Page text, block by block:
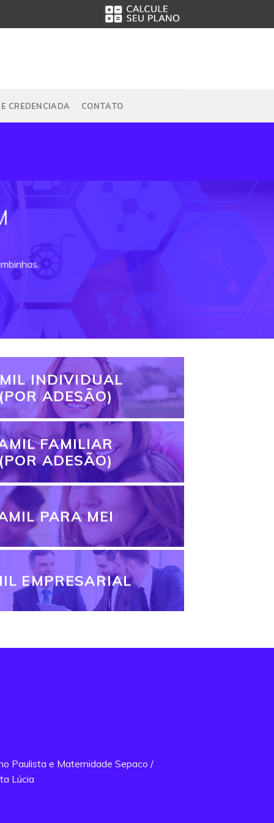
CREDENCIADA CONTATO
INDIVIDUAL
ADESÃO)
FAMILIAR
ADESÃO)
PARA MEI
EMPRESARIAL
Paulista e Maternidade Sepaco /
Lúcia